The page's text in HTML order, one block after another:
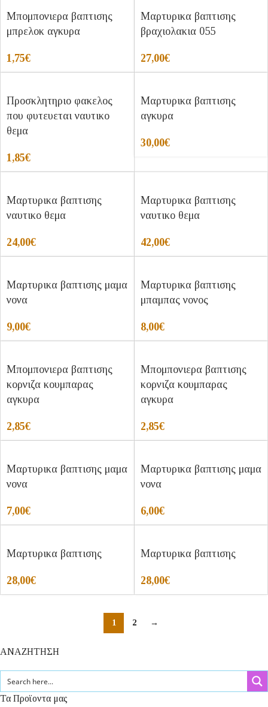
Μπομπονιερα βαπτισης
μπρελοκ αγκυρα
1,75€
Μαρτυρικα βαπτισης
βραχιολακια 055
27,00€
Προσκλητηριο φακελος
που φυτευεται ναυτικο
θεμα
1,85€
Μαρτυρικα βαπτισης
αγκυρα
30,00€
Μαρτυρικα βαπτισης
ναυτικο θεμα
24,00€
Μαρτυρικα βαπτισης
ναυτικο θεμα
42,00€
Μαρτυρικα βαπτισης μαμα
νονα
9,00€
Μαρτυρικα βαπτισης
μπαμπας νονος
8,00€
Μπομπονιερα βαπτισης
κορνιζα κουμπαρας
αγκυρα
2,85€
Μπομπονιερα βαπτισης
κορνιζα κουμπαρας
αγκυρα
2,85€
Μαρτυρικα βαπτισης μαμα
νονα
7,00€
Μαρτυρικα βαπτισης μαμα
νονα
6,00€
Μαρτυρικα βαπτισης
28,00€
Μαρτυρικα βαπτισης
28,00€
1 2 →
ΑΝΑΖΗΤΗΣΗ
Τα Προϊοντα μας